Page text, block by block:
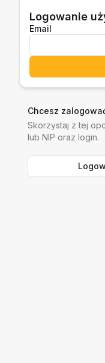
Logowanie
Email
Chcesz
Skorzystaj z tej
lub NIP oraz login.